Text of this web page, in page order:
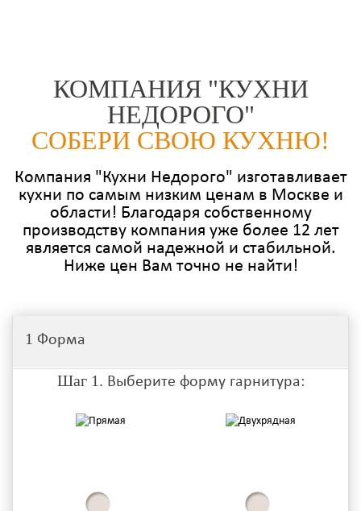
КОМПАНИЯ "КУХНИ
НЕДОРОГО"
СОБЕРИ СВОЮ КУХНЮ!
Компания "Кухни Недорого" изготавливает
кухни по самым низким ценам в Москве и
области! Благодаря собственному
производству компания уже более 12 лет
является самой надежной и стабильной.
Ниже цен Вам точно не найти!
1 Форма
Шаг 1. Выберите форму гарнитура: